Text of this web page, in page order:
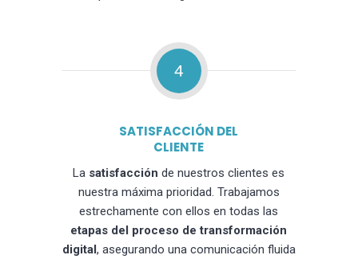
4
SATISFACCIÓN DEL
CLIENTE
La satisfacción de nuestros clientes es
nuestra máxima prioridad. Trabajamos
estrechamente con ellos en todas las
etapas del proceso de transformación
digital, asegurando una comunicación fluida